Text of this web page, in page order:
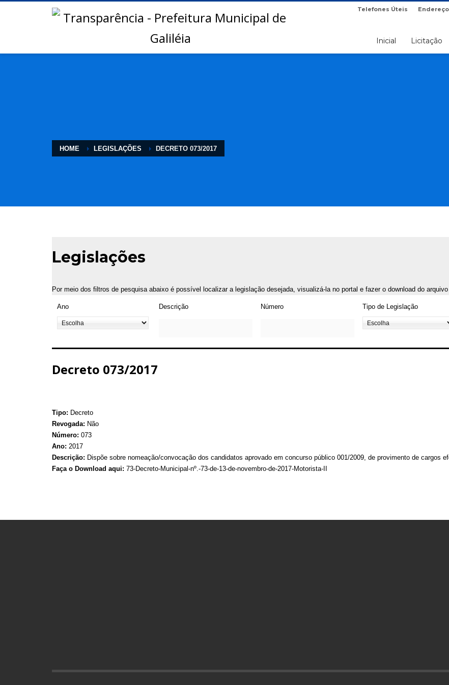
Telefones Úteis
Inicial Licitação
HOME LEGISLAÇÕES DECRETO 073/2017
Legislações
Por meio dos filtros de pesquisa abaixo é possível localizar a legislação desejada, visualizá-la no portal e fazer o download do
Ano Descrição Número Tipo de Legislação
Decreto 073/2017
Tipo: Decreto
Revogada: Não
Número: 073
Ano: 2017
Descrição: Dispõe sobre nomeação/convocação dos candidatos aprovado em concurso público 001/2009, de provimento de cargos
Faça o Download aqui: 73-Decreto-Municipal-nº.-73-de-13-de-novembro-de-2017-Motorista-II